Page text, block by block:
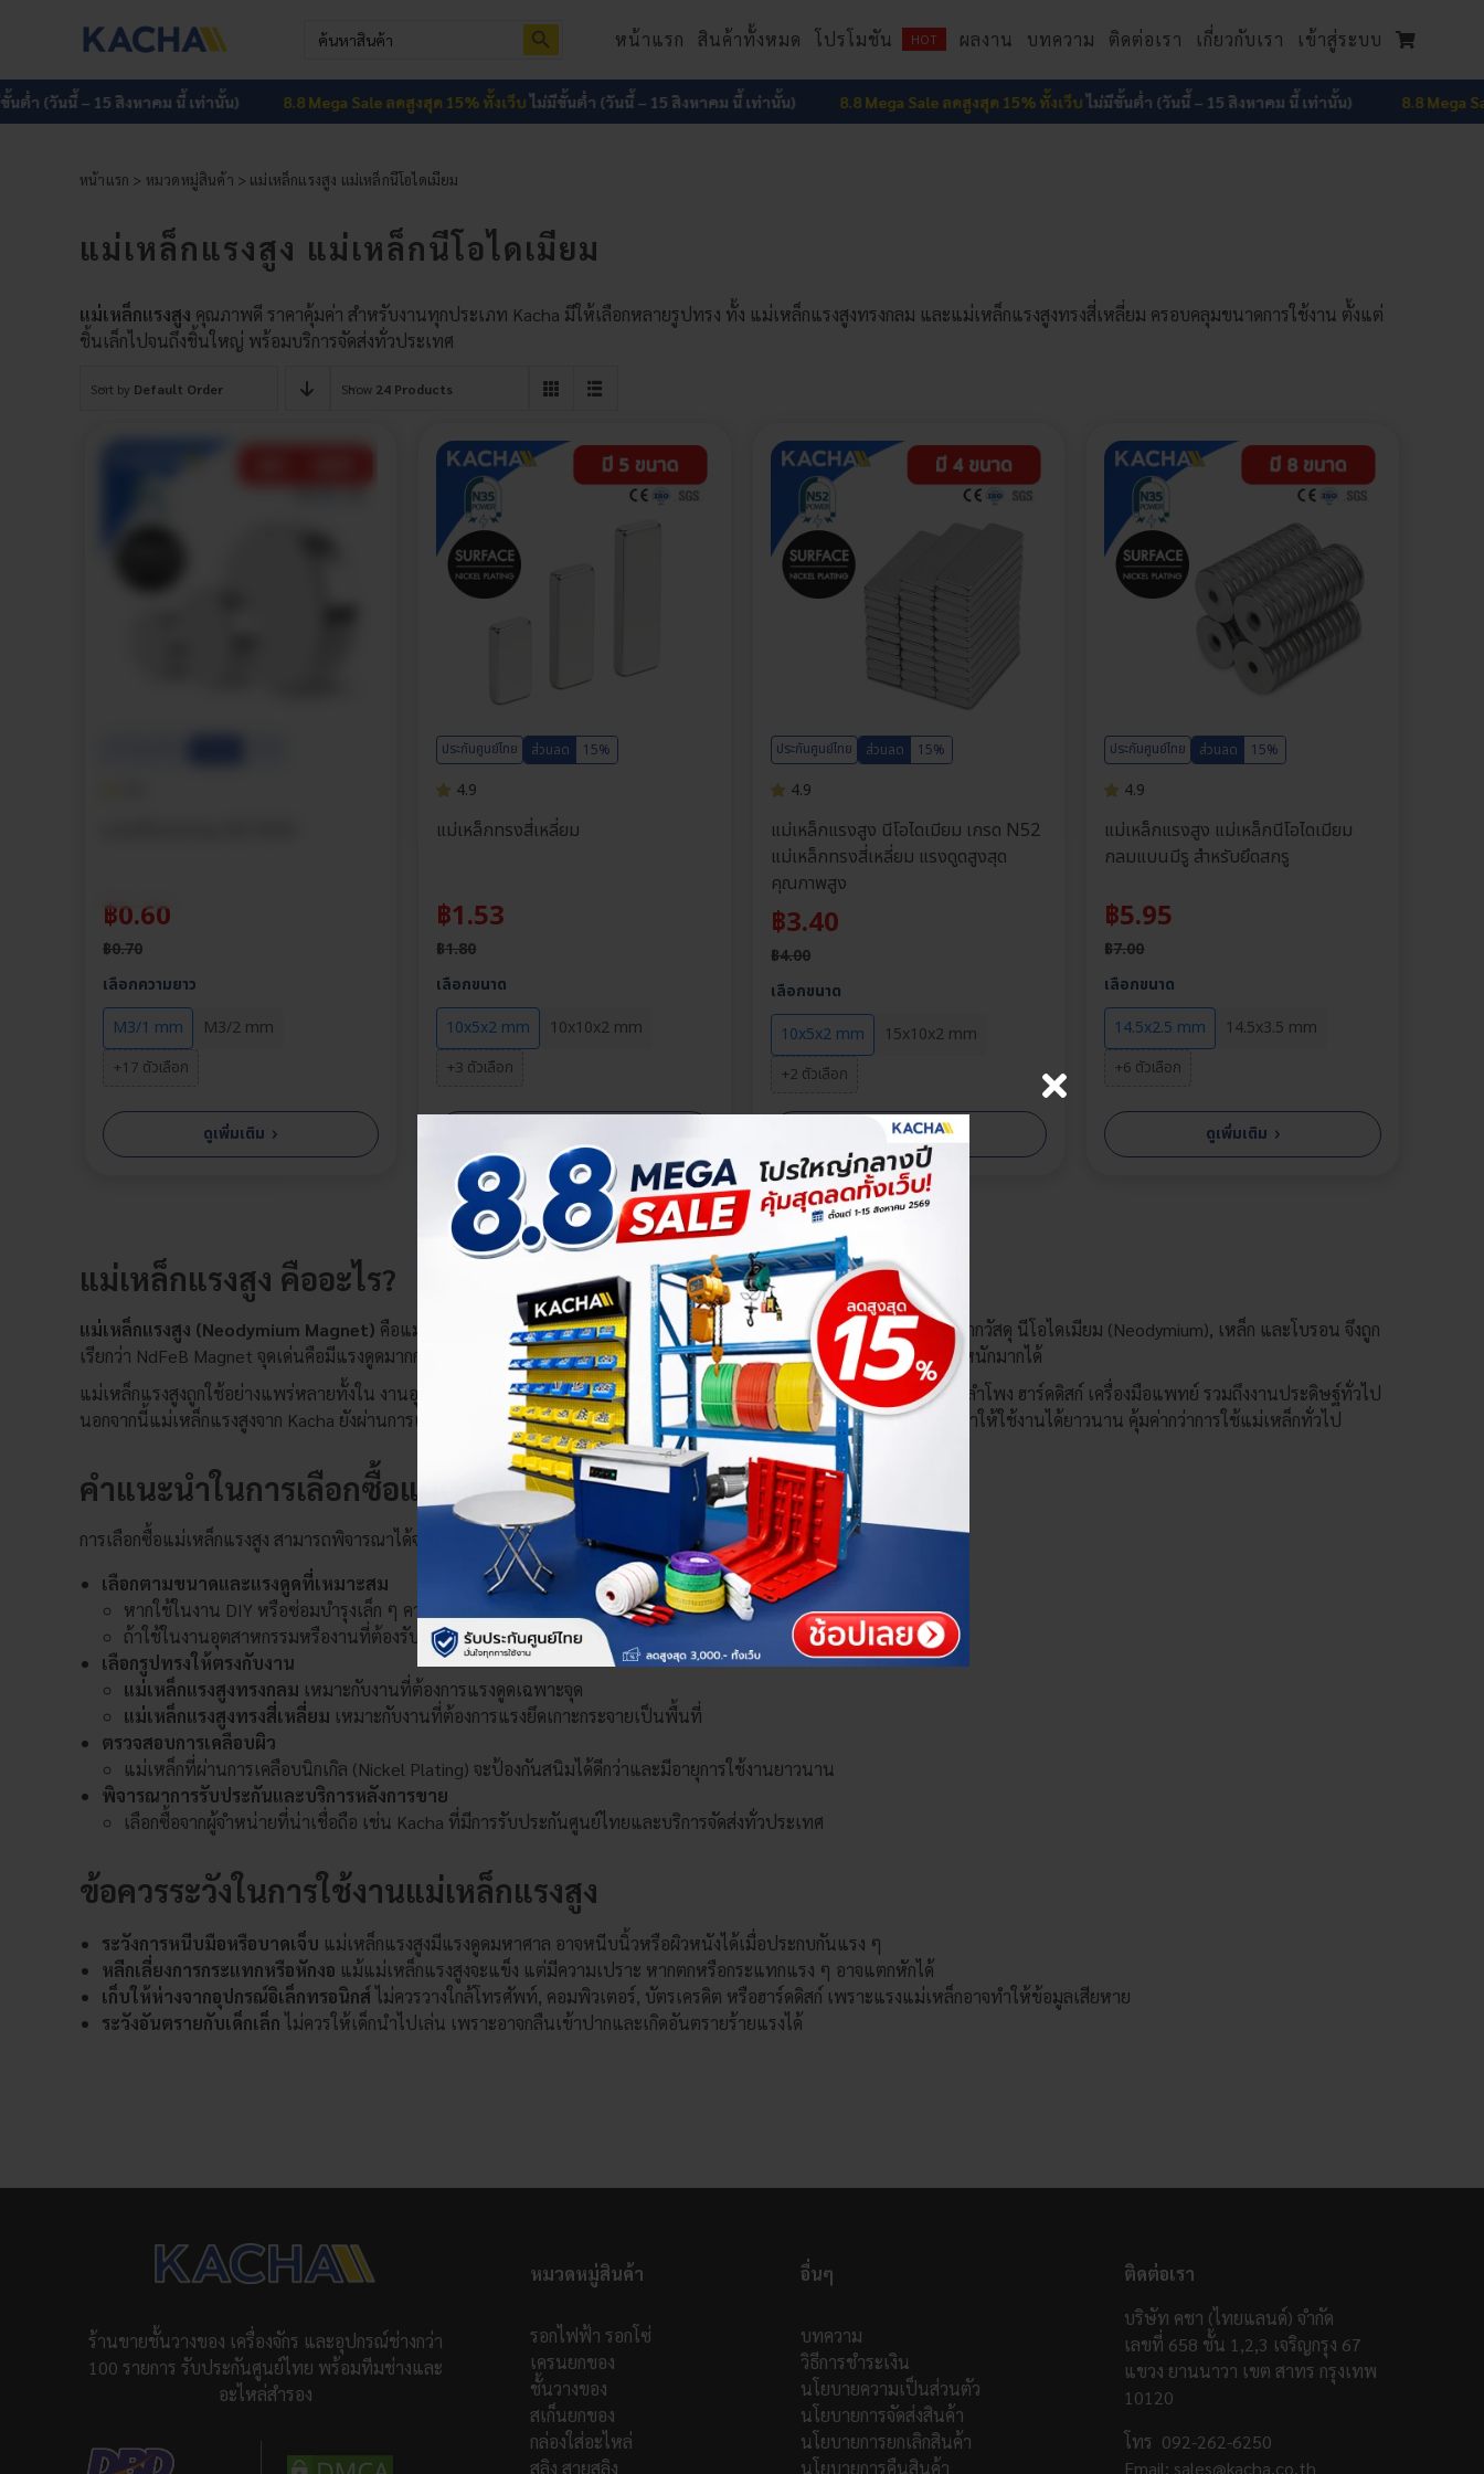
Search
for: หน้าแรก สินค้าทั้งหมด โปรโมชัน HOT ผลงาน บทความ ติดต่อเรา เกี่ยวกับเรา เข้าสู่ระบบ
(วันนี้ – 15 สิงหาคม นี้ เท่านั้น) 8.8 Mega Sale ลดสูงสุด 15% ทั้งเว็บไม่มีขั้นต่ำ (วันนี้ – 15 สิงหาคม นี้ เท่านั้น) 8.8 Mega Sale ลดสูงสุด 15% ทั้งเว็บไม่มีขั้นต่ำ (วันนี้ – 15 สิงหาคม นี้ เท่านั้น) 8.8 Mega
หน้าแรก > หมวดหมู่สินค้า > แม่เหล็กแรงสูง แม่เหล็กนีโอไดเมียม
แม่เหล็กแรงสูง แม่เหล็กนีโอไดเมียม
แม่เหล็กแรงสูง คุณภาพดี ราคาคุ้มค่า สำหรับงานทุกประเภท Kacha มีให้เลือกหลายรูปทรง ทั้ง แม่เหล็กแรงสูงทรงกลม และแม่เหล็กแรงสูงทรงสี่เหลี่ยม ครอบคลุมขนาดการใช้งาน ตั้งแต่
ชิ้นเล็กไปจนถึงชิ้นใหญ่ พร้อมบริการจัดส่งทั่วประเทศ
Sort by Default Order Show 24 Products
฿0.60
฿0.70
เลือกความยาว
M3/1 mm
M3/2 mm
+17 ตัวเลือก
ดูเพิ่มเติม ›
ประกันศูนย์ไทย ส่วนลด 15%
4.9
แม่เหล็กทรงสี่เหลี่ยม
฿1.53
฿1.80
เลือกขนาด
10x5x2 mm
10x10x2 mm
+3 ตัวเลือก
ประกันศูนย์ไทย ส่วนลด 15%
4.9
แม่เหล็กแรงสูง นีโอไดเมียม เกรด N52
แม่เหล็กทรงสี่เหลี่ยม แรงดูดสูงสุด
คุณภาพสูง
฿3.40
฿4.00
เลือกขนาด
10x5x2 mm
15x10x2 mm
+2 ตัวเลือก
ดูเพิ่มเติม ›
ประกันศูนย์ไทย ส่วนลด 15%
4.9
แม่เหล็กแรงสูง แม่เหล็กนีโอไดเมียม
กลมแบนมีรู สำหรับยึดสกรู
฿5.95
฿7.00
เลือกขนาด
14.5x2.5 mm
14.5x3.5 mm
+6 ตัวเลือก
ดูเพิ่มเติม ›
แม่เหล็กแรงสูง คืออะไร?
แม่เหล็กแรงสูง (Neodymium Magnet) คือแม่เหล็กถาวรชนิดหนึ่งที่มีแรงดึงดูดสูงที่สุดในบรรดาแม่เหล็กที่ใช้กันทั่วไป ผลิตจากวัสดุ นีโอไดเมียม (Neodymium), เหล็ก และโบรอน จึงถูก
เรียกว่า NdFeB Magnet จุดเด่นคือมีแรงดูดมากกว่าขนาดที่เห็นหลายเท่า แม้จะมีขนาดเล็กแต่สามารถยึดติดหรือดูดวัตถุที่มีน้ำหนักมากได้
แม่เหล็กแรงสูงถูกใช้อย่างแพร่หลายทั้งใน งานอุตสาหกรรม งานวิจัย งานซ่อมบำรุง ไปจนถึงงาน DIY เช่น ใช้ในมอเตอร์ไฟฟ้า ลำโพง ฮาร์ดดิสก์ เครื่องมือแพทย์ รวมถึงงานประดิษฐ์ทั่วไป
นอกจากนี้แม่เหล็กแรงสูงจาก Kacha ยังผ่านการเคลือบผิวด้วยนิกเกิล (Nickel Plating) เพื่อป้องกันสนิมและเพิ่มความทนทาน ทำให้ใช้งานได้ยาวนาน คุ้มค่ากว่าการใช้แม่เหล็กทั่วไป
คำแนะนำในการเลือกซื้อแม่เหล็กแรงสูง
การเลือกซื้อแม่เหล็กแรงสูง สามารถพิจารณาได้จาก 4 หัวข้อหลัก ๆ ได้ดังนี้
เลือกตามขนาดและแรงดูดที่เหมาะสม
หากใช้ในงาน DIY หรือซ่อมบำรุงเล็ก ๆ ควรเลือกแม่เหล็กแรงสูงขนาดเล็ก (เช่น M3–M5)
ถ้าใช้ในงานอุตสาหกรรมหรืองานที่ต้องรับน้ำหนักมาก ควรเลือกขนาดใหญ่ขึ้น (เช่น M10–M20)
เลือกรูปทรงให้ตรงกับงาน
แม่เหล็กแรงสูงทรงกลม เหมาะกับงานที่ต้องการแรงดูดเฉพาะจุด
แม่เหล็กแรงสูงทรงสี่เหลี่ยม เหมาะกับงานที่ต้องการแรงยึดเกาะกระจายเป็นพื้นที่
ตรวจสอบการเคลือบผิว
แม่เหล็กที่ผ่านการเคลือบนิกเกิล (Nickel Plating) จะป้องกันสนิมได้ดีกว่าและมีอายุการใช้งานยาวนาน
พิจารณาการรับประกันและบริการหลังการขาย
เลือกซื้อจากผู้จำหน่ายที่น่าเชื่อถือ เช่น Kacha ที่มีการรับประกันศูนย์ไทยและบริการจัดส่งทั่วประเทศ
ข้อควรระวังในการใช้งานแม่เหล็กแรงสูง
ระวังการหนีบมือหรือบาดเจ็บ แม่เหล็กแรงสูงมีแรงดูดมหาศาล อาจหนีบนิ้วหรือผิวหนังได้เมื่อประกบกันแรง ๆ
หลีกเลี่ยงการกระแทกหรือหักงอ แม้แม่เหล็กแรงสูงจะแข็ง แต่มีความเปราะ หากตกหรือกระแทกแรง ๆ อาจแตกหักได้
เก็บให้ห่างจากอุปกรณ์อิเล็กทรอนิกส์ ไม่ควรวางใกล้โทรศัพท์, คอมพิวเตอร์, บัตรเครดิต หรือฮาร์ดดิสก์ เพราะแรงแม่เหล็กอาจทำให้ข้อมูลเสียหาย
ระวังอันตรายกับเด็กเล็ก ไม่ควรให้เด็กนำไปเล่น เพราะอาจกลืนเข้าปากและเกิดอันตรายร้ายแรงได้
ร้านขายชั้นวางของ เครื่องจักร และอุปกรณ์ช่างกว่า
100 รายการ รับประกันศูนย์ไทย พร้อมทีมช่างและ
อะไหล่สำรอง
หมวดหมู่สินค้า
รอกไฟฟ้า รอกโซ่
เครนยกของ
ชั้นวางของ
สเก็นยกของ
กล่องใส่อะไหล่
สลิง สายสลิง
อื่นๆ
บทความ
วิธีการชำระเงิน
นโยบายความเป็นส่วนตัว
นโยบายการจัดส่งสินค้า
นโยบายการยกเลิกสินค้า
นโยบายการคืนสินค้า
ติดต่อเรา
บริษัท คชา (ไทยแลนด์) จำกัด
เลขที่ 658 ชั้น 1,2,3 เจริญกรุง 67
แขวง ยานนาวา เขต สาทร กรุงเทพ
10120
โทร 092-262-6250
Email: sales@kacha.co.th
เลือกตัวเลือกสินค้า